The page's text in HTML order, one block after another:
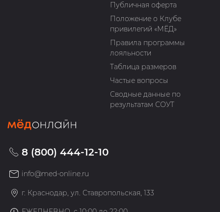
Публичная оферта
Положение о Клубе
привилегий «МЁД»
Правила программы
лояльности
Таблица размеров
Частые вопросы
Сводные данные по
результатам СОУТ
8 (800) 444-12-10
info@med-online.ru
г. Краснодар, ул. Ставропольская, 133